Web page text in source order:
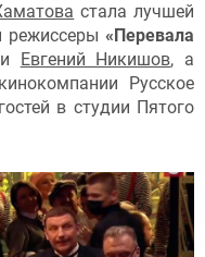
стала лучшей
режиссеры «Перевала
и Евгений Никишов, а
Русское
в студии Пятого